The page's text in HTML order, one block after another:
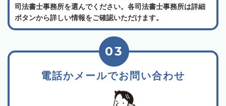
司法書士事務所を選んでください。各司法書士事務所は詳細
ボタンから詳しい情報をご確認いただけます。
電話かメールでお問い合わせ
03